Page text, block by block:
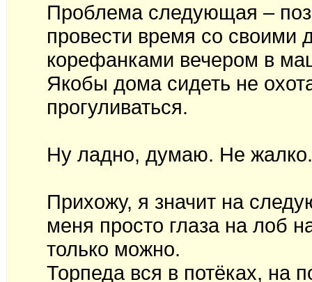
Проблема следующая –
провести время со своими
корефанками вечером в
Якобы дома сидеть не
прогуливаться.
Ну ладно, думаю. Не
Прихожу, я значит на
меня просто глаза на лоб
только можно.
Торпеда вся в потёках, на